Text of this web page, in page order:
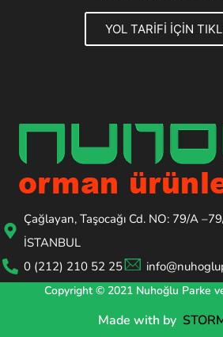
YOL TARİFİ İÇİN
Çağlayan, Taşocağı Cd. NO: 79/A
İSTANBUL
0 (212) 210 52 25
Made with by
Copyright © 2021 Nuhoğlu Parke